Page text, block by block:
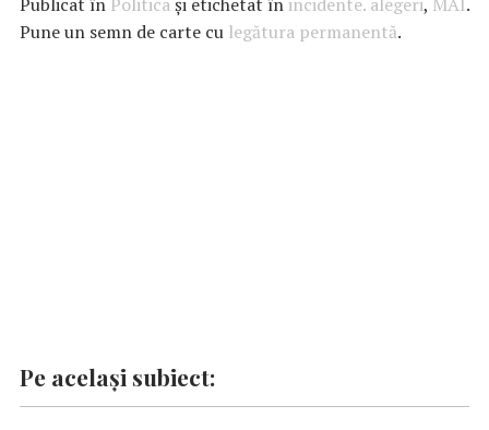
b s te e l n y
Pune un semn de carte cu legătura permanentă.
Pe același subiect: